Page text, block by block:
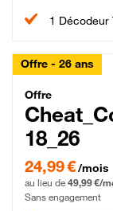
1 Décodeur
Offre - 26 ans
Offre
18_26
24,99 € par mois
24,99 €/mois
au lieu de 49,99 €/
Sans engagement